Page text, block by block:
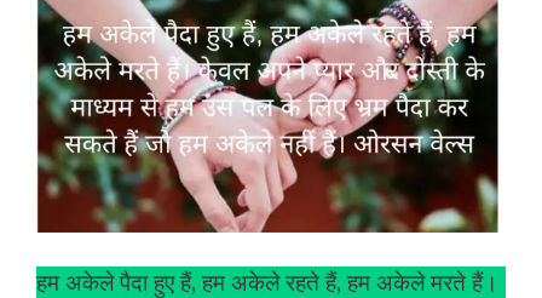
हम अकेले पैदा हुए हैं, हम अकेले रहते हैं, हम अकेले मरते हैं।